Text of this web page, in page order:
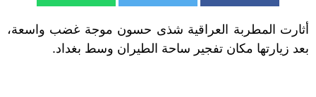
أثارت المطربة العراقية شذى حسون موجة غضب واسعة،
بعد زيارتها مكان تفجير ساحة الطيران وسط بغداد.